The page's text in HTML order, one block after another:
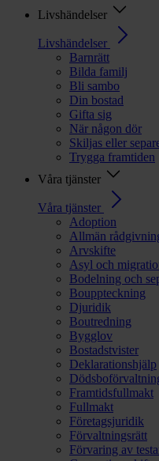
Livshändelser
Livshändelser
Barnrätt
Bilda familj
Bli sambo
Din bostad
Gifta sig
När någon dör
Skiljas eller
Trygga framtiden
Våra tjänster
Våra tjänster
Adoption
Allmän
Arvskifte
Asyl och
Bodelning och
Bouppteckning
Djuridik
Boutredning
Bygglov
Bostadstvister
Deklarationshjälp
Framtidsfullmakt
Fullmakt
Företagsjuridik
Förvaltningsrätt
Förvaring av